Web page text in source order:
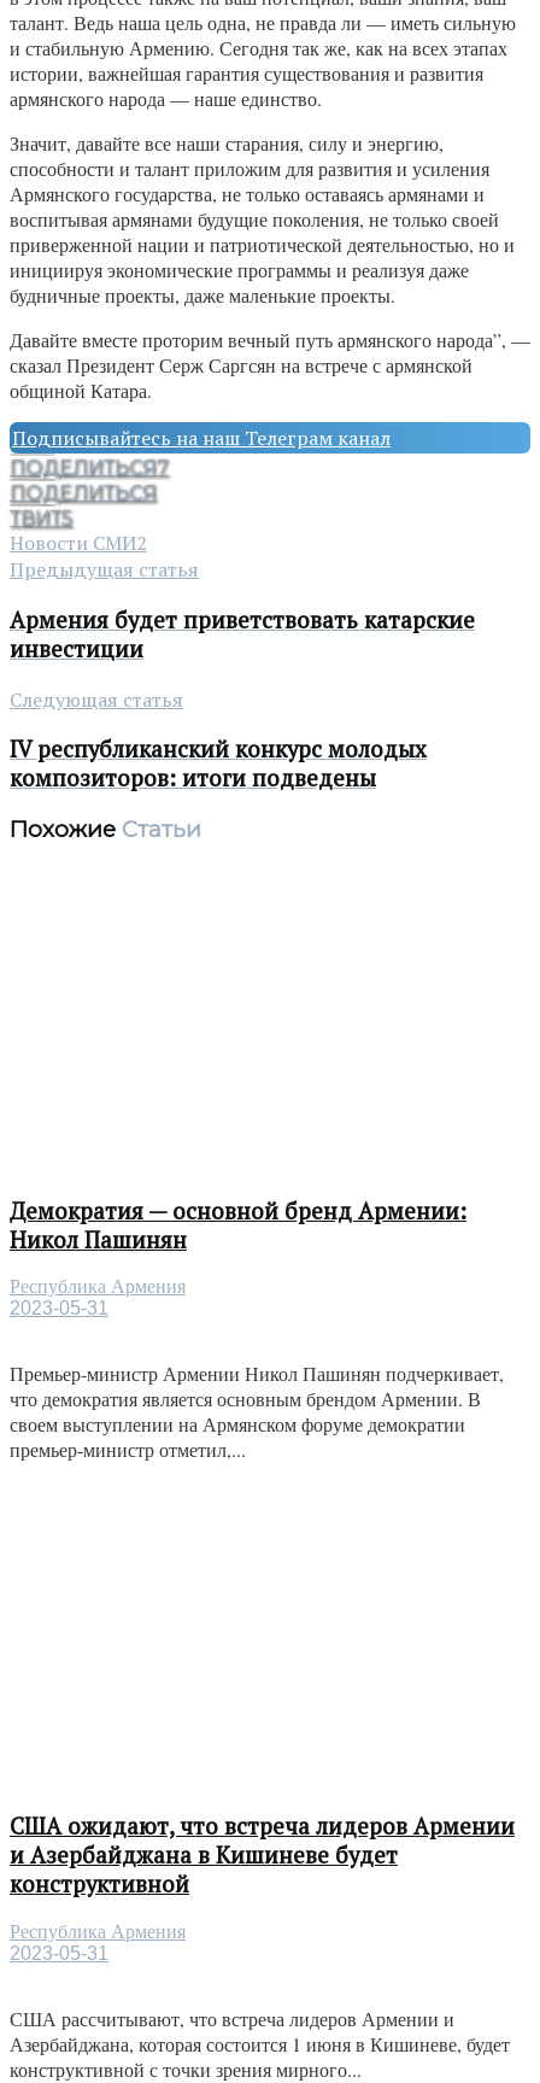
талант. Ведь наша цель одна, не правда ли — иметь сильную
и стабильную Армению. Сегодня так же, как на всех этапах
истории, важнейшая гарантия существования и развития
армянского народа — наше единство.
Значит, давайте все наши старания, силу и энергию,
способности и талант приложим для развития и усиления
Армянского государства, не только оставаясь армянами и
воспитывая армянами будущие поколения, не только своей
приверженной нации и патриотической деятельностью, но и
инициируя экономические программы и реализуя даже
будничные проекты, даже маленькие проекты.
Давайте вместе проторим вечный путь армянского народа”, —
сказал Президент Серж Саргсян на встрече с армянской
общиной Катара.
Подписывайтесь на наш Телеграм канал
ПОДЕЛИТЬСЯ7
ПОДЕЛИТЬСЯ
ТВИТ5
Новости СМИ2
Предыдущая статья
Армения будет приветствовать катарские
инвестиции
Следующая статья
IV республиканский конкурс молодых
композиторов: итоги подведены
Похожие Статьи
Демократия — основной бренд Армении:
Никол Пашинян
Республика Армения
2023-05-31
Премьер-министр Армении Никол Пашинян подчеркивает,
что демократия является основным брендом Армении. В
своем выступлении на Армянском форуме демократии
премьер-министр отметил,...
США ожидают, что встреча лидеров Армении
и Азербайджана в Кишиневе будет
конструктивной
Республика Армения
2023-05-31
США рассчитывают, что встреча лидеров Армении и
Азербайджана, которая состоится 1 июня в Кишиневе, будет
конструктивной с точки зрения мирного...